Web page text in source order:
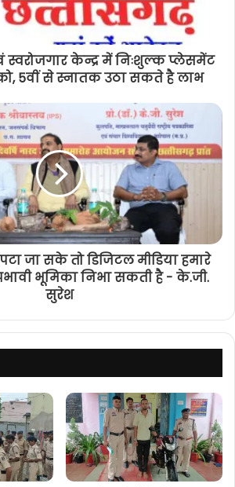
स्वरोजगार केन्द्र में निःशुल्क प्लेसमेंट
5वीं से स्नातक उठा सकते है लाभ
जा सके तो डिजिटल मीडिया हमारे
भूमिका निभा सकती है - के.जी.
सुरेश